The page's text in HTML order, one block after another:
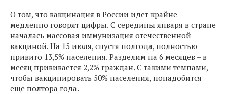
О том, что вакцинация в России идет крайне
медленно говорят цифры. С середины января в стране
началась массовая иммунизация отечественной
вакциной. На 15 июля, спустя полгода, полностью
привито 13,5% населения. Разделим на 6 месяцев – в
месяц прививается 2,2% граждан. С такими темпами,
чтобы вакцинировать 50% населения, понадобится
еще полтора года.